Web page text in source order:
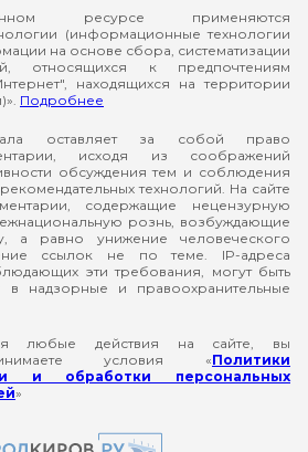
ресурсе применяются
(информационные технологии
на основе сбора, систематизации
относящихся к предпочтениям
находящихся на территории
Подробнее
оставляет за собой право
исходя из соображений
обсуждения тем и соблюдения
технологий. На сайте
содержащие нецензурную
рознь, возбуждающие
а равно унижение человеческого
ссылок не по теме. IP-адреса
эти требования, могут быть
надзорные и правоохранительные
любые действия на сайте, вы
условия «Политики
и обработки персональных
»